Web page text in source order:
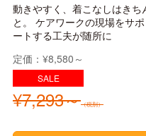
動きやすく、着こなしはきち
と。 ケアワークの現場をサポ
ートする工夫が随所に
定価：¥8,580～
¥7,293～（税別）